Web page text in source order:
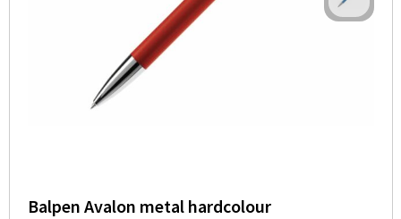
Balpen Avalon metal hardcolour